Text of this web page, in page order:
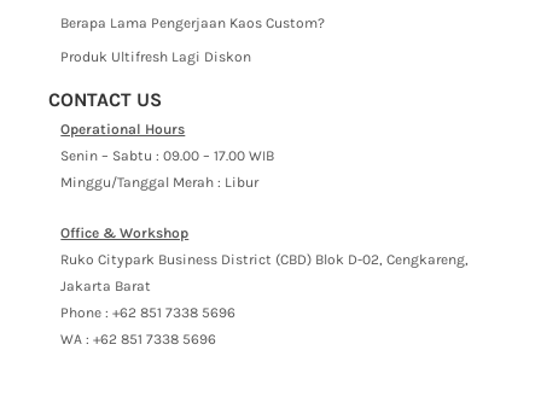
CONTACT US
Berapa Lama Pengerjaan Kaos Custom?
Produk Ultifresh Lagi Diskon
Operational Hours
Senin – Sabtu : 09.00 – 17.00 WIB
Minggu/Tanggal Merah : Libur
Office & Workshop
Ruko Citypark Business District (CBD) Blok D-02, Cengkareng,
Jakarta Barat
Phone : +62 851 7338 5696
WA : +62 851 7338 5696